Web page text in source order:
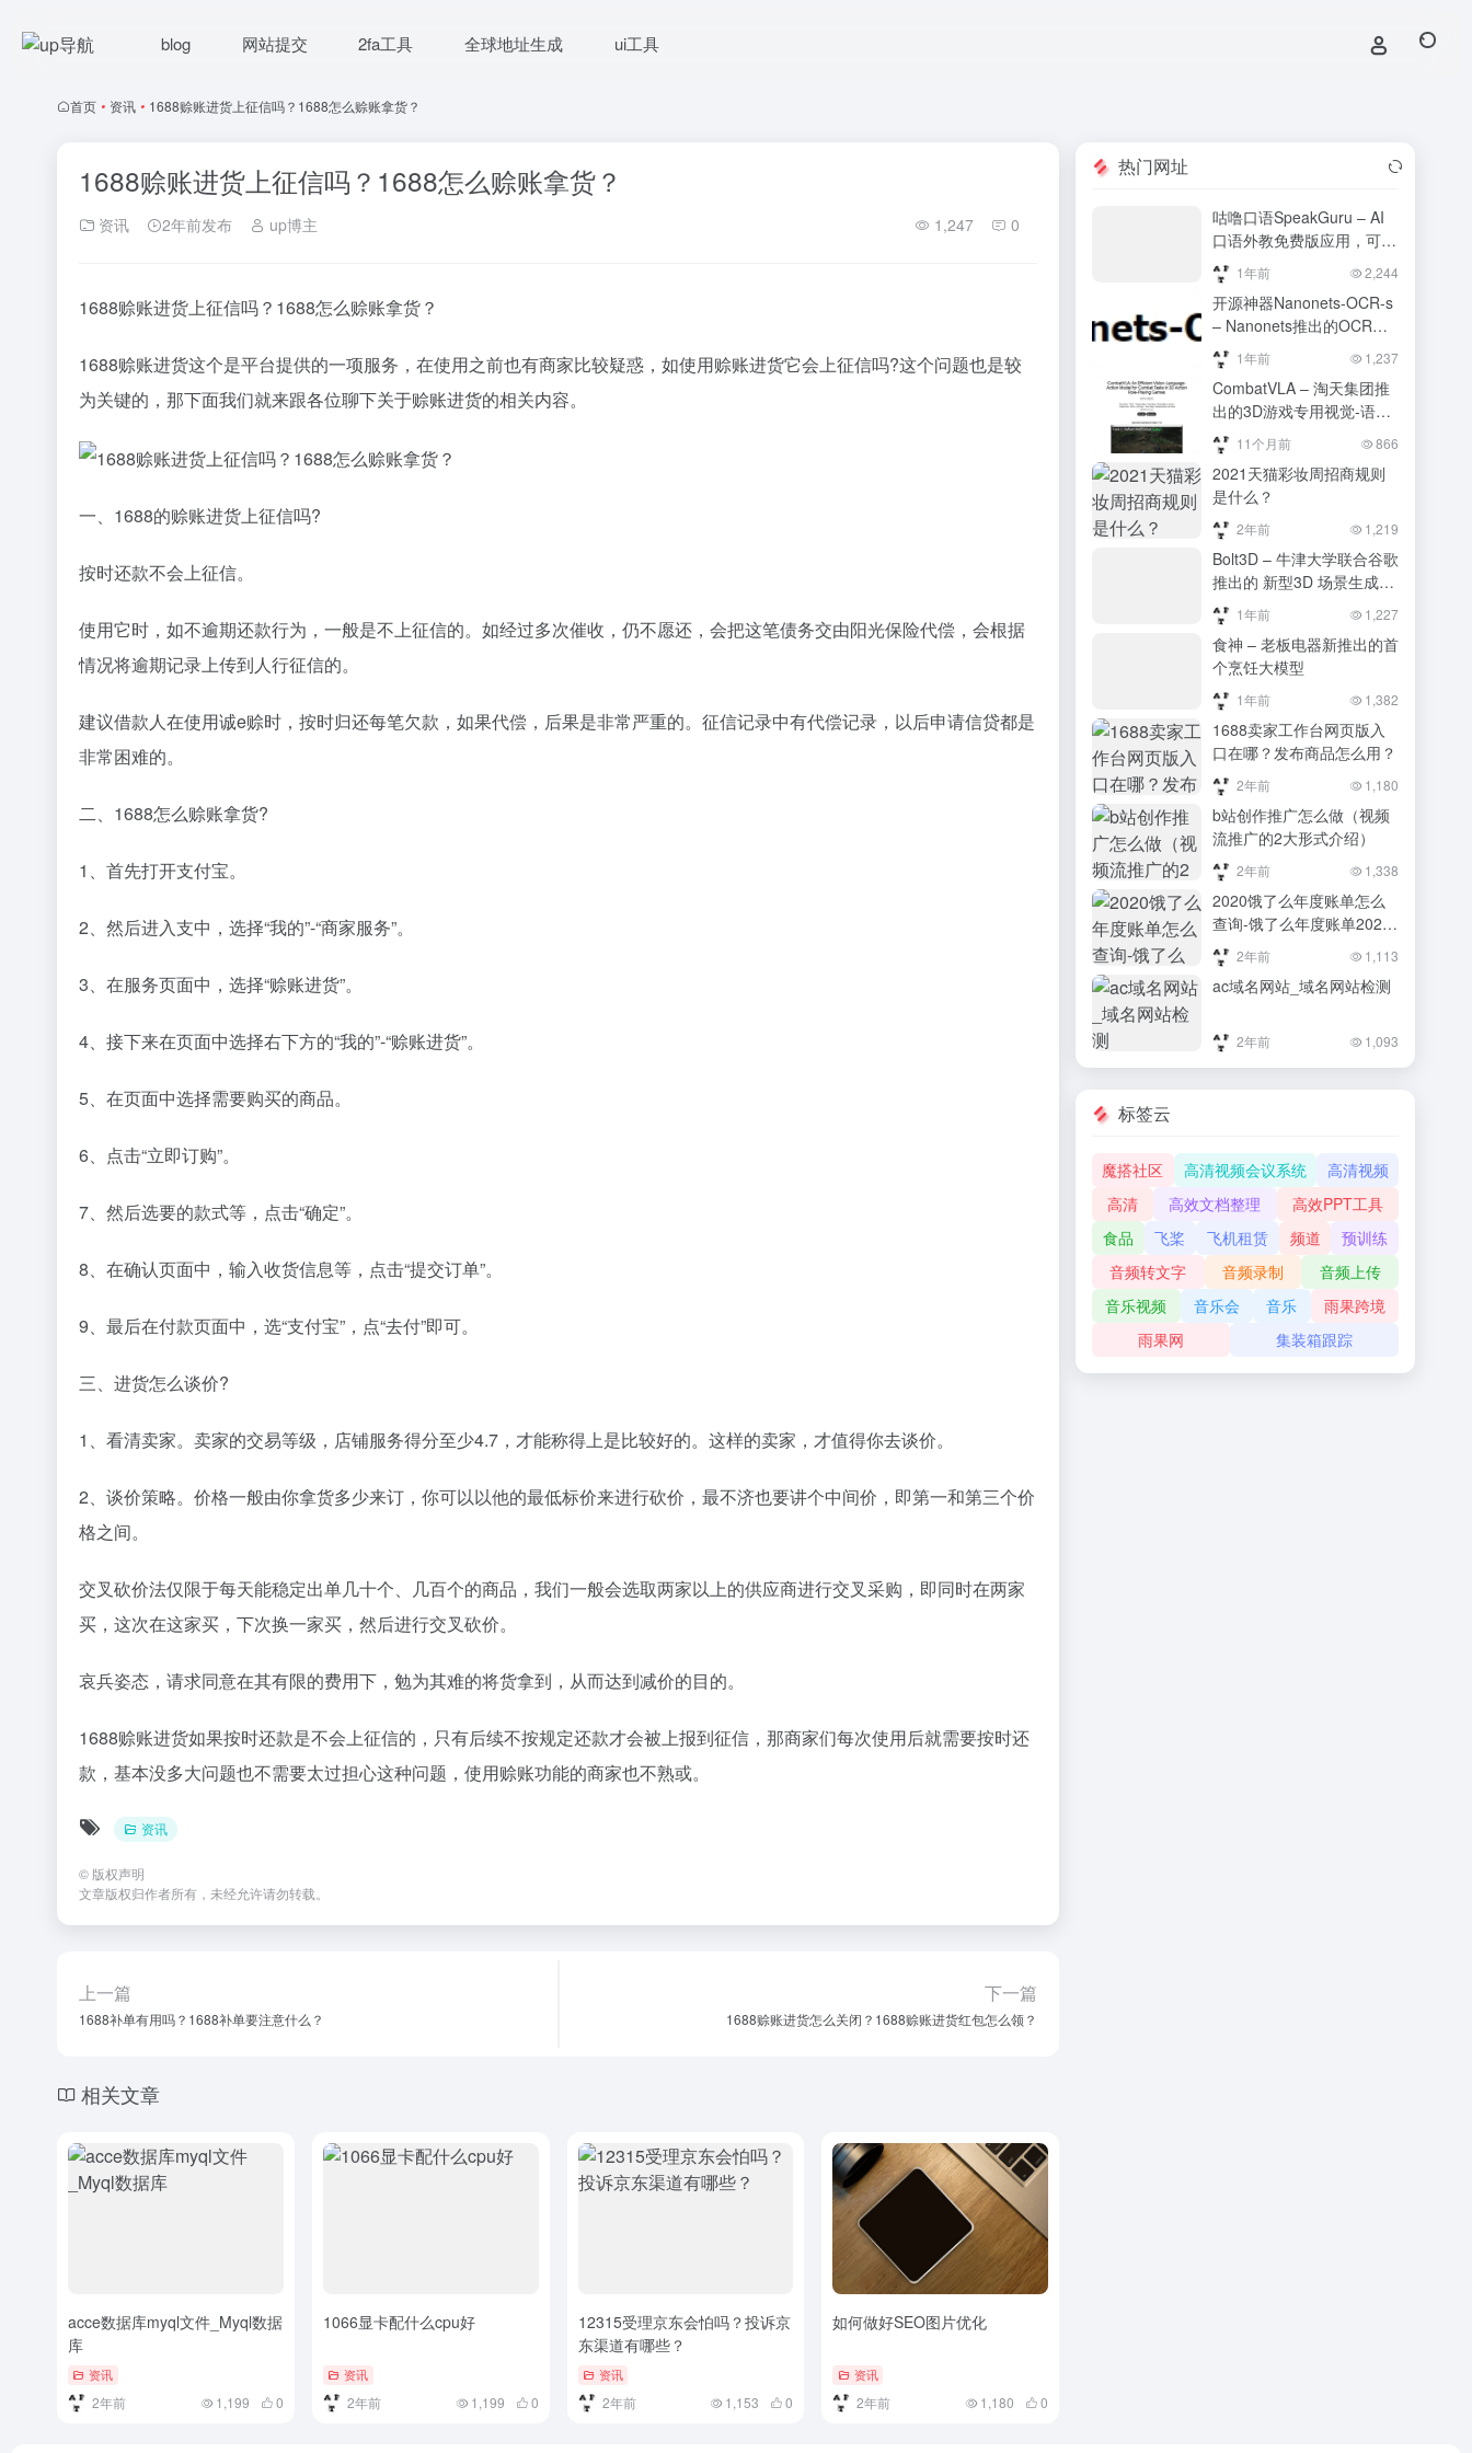
blog 网站提交 2fa工具 全球地址生成 ui工具
首页 • 资讯 • 1688赊账进货上征信吗？1688怎么赊账拿货？
1688赊账进货上征信吗？1688怎么赊账拿货？
资讯 2年前发布 up博主 1,247 0
1688赊账进货上征信吗？1688怎么赊账拿货？
1688赊账进货这个是平台提供的一项服务，在使用之前也有商家比较疑惑，如使用赊账进货它会上征信吗?这个问题也是较
为关键的，那下面我们就来跟各位聊下关于赊账进货的相关内容。
一、1688的赊账进货上征信吗?
按时还款不会上征信。
使用它时，如不逾期还款行为，一般是不上征信的。如经过多次催收，仍不愿还，会把这笔债务交由阳光保险代偿，会根据
情况将逾期记录上传到人行征信的。
建议借款人在使用诚e赊时，按时归还每笔欠款，如果代偿，后果是非常严重的。征信记录中有代偿记录，以后申请信贷都是
非常困难的。
二、1688怎么赊账拿货?
1、首先打开支付宝。
2、然后进入支中，选择“我的”-“商家服务”。
3、在服务页面中，选择“赊账进货”。
4、接下来在页面中选择右下方的“我的”-“赊账进货”。
5、在页面中选择需要购买的商品。
6、点击“立即订购”。
7、然后选要的款式等，点击“确定”。
8、在确认页面中，输入收货信息等，点击“提交订单”。
9、最后在付款页面中，选“支付宝”，点“去付”即可。
三、进货怎么谈价?
1、看清卖家。卖家的交易等级，店铺服务得分至少4.7，才能称得上是比较好的。这样的卖家，才值得你去谈价。
2、谈价策略。价格一般由你拿货多少来订，你可以以他的最低标价来进行砍价，最不济也要讲个中间价，即第一和第三个价
格之间。
交叉砍价法仅限于每天能稳定出单几十个、几百个的商品，我们一般会选取两家以上的供应商进行交叉采购，即同时在两家
买，这次在这家买，下次换一家买，然后进行交叉砍价。
哀兵姿态，请求同意在其有限的费用下，勉为其难的将货拿到，从而达到减价的目的。
1688赊账进货如果按时还款是不会上征信的，只有后续不按规定还款才会被上报到征信，那商家们每次使用后就需要按时还
款，基本没多大问题也不需要太过担心这种问题，使用赊账功能的商家也不熟或。
资讯
© 版权声明
文章版权归作者所有，未经允许请勿转载。
上一篇
1688补单有用吗？1688补单要注意什么？
下一篇
1688赊账进货怎么关闭？1688赊账进货红包怎么领？
相关文章
acce数据库myql文件_Myql数据
库
资讯
2年前 1,199 0
1066显卡配什么cpu好
资讯
2年前 1,199 0
12315受理京东会怕吗？投诉京
东渠道有哪些？
资讯
2年前 1,153 0
如何做好SEO图片优化
资讯
2年前 1,180 0
热门网址
咕噜口语SpeakGuru – AI
口语外教免费版应用，可以
自由选择对话难度
1年前 2,244
开源神器Nanonets-OCR-s
– Nanonets推出的OCR模
型 1年前 1,237
CombatVLA – 淘天集团推
出的3D游戏专用视觉-语言-
动作模型，决策速度比传统
模型快50倍
11个月前 866
2021天猫彩妆周招商规则
是什么？
2年前 1,219
Bolt3D – 牛津大学联合谷歌
推出的 新型3D 场景生成技
术，生成只需几秒钟。
1年前 1,227
食神 – 老板电器新推出的首
个烹饪大模型
1年前 1,382
1688卖家工作台网页版入
口在哪？发布商品怎么用？
2年前 1,180
b站创作推广怎么做（视频
流推广的2大形式介绍）
2年前 1,338
2020饿了么年度账单怎么
查询-饿了么年度账单2020
年查询方法最新
2年前 1,113
ac域名网站_域名网站检测
2年前 1,093
标签云
魔搭社区 高清视频会议系统
高清视频
高清
高效文档整理
高效PPT工具
食品
飞桨 飞机租赁 频道
预训练
音频转文字
音频录制
音频上传
音乐视频
音乐会 音乐
雨果跨境
雨果网
集装箱跟踪